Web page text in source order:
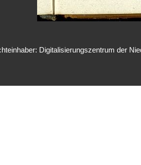
Digitalisierungszentrum der